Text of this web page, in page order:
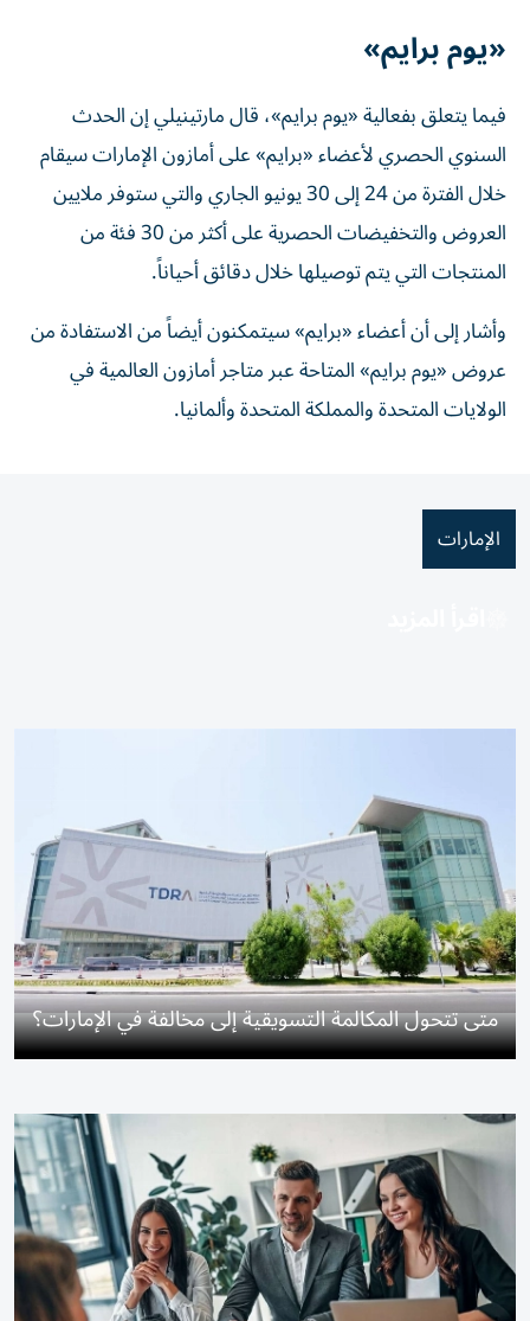
«يوم برايم»
فيما يتعلق بفعالية «يوم برايم»، قال مارتينيلي إن الحدث
السنوي الحصري لأعضاء «برايم» على أمازون الإمارات سيقام
خلال الفترة من 24 إلى 30 يونيو الجاري والتي ستوفر ملايين
العروض والتخفيضات الحصرية على أكثر من 30 فئة من
المنتجات التي يتم توصيلها خلال دقائق أحياناً.
وأشار إلى أن أعضاء «برايم» سيتمكنون أيضاً من الاستفادة من
عروض «يوم برايم» المتاحة عبر متاجر أمازون العالمية في
الولايات المتحدة والمملكة المتحدة وألمانيا.
الإمارات
متى تتحول المكالمة التسويقية إلى مخالفة في الإمارات؟